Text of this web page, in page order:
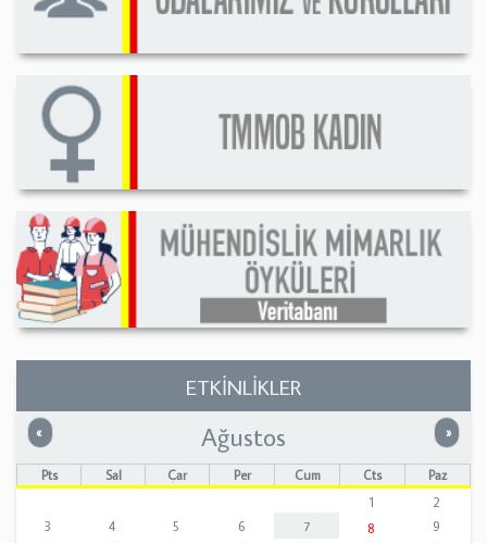
ETKİNLİKLER
« Önceki »
Ağustos
Pts Sal Çar Per Cum Cts
Paz
1
2
3
4 5 6 7 8
9